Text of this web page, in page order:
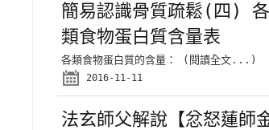
簡易認識骨質疏鬆(四) 各
類食物蛋白質含量表
各類食物蛋白質的含量： (閱讀全文...)
2016-11-11
法玄師父解說【忿怒蓮師